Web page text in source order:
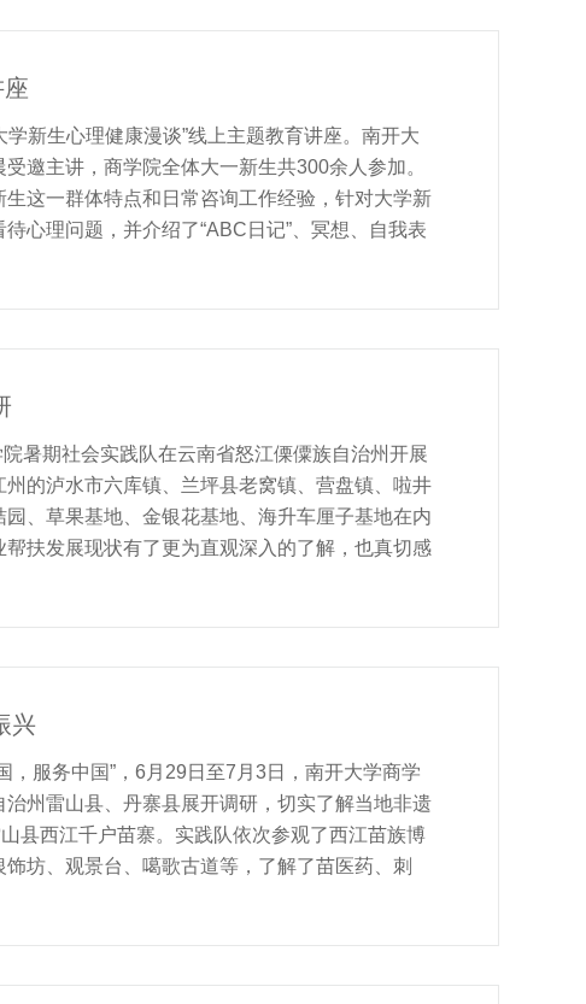
周恩来总理塑像、周恩来总理纪念碑进行实践学
大业肯于牺牲、乐于牺牲、不畏牺牲的精神，教
新生心理健康漫谈”线上主题教育讲座。南开大
邀主讲，商学院全体大一新生共300余人参加。
这一群体特点和日常咨询工作经验，针对大学新
心理问题，并介绍了“ABC日记”、冥想、自我表
数情况下，适应问题都可以随时间自行解决，引
“人生应该多找几个支点，这样，当失去一个支
会同学纷纷表示通过参与此次讲座收获颇多，对
暑期社会实践队在云南省怒江傈僳族自治州开展
的泸水市六库镇、兰坪县老窝镇、营盘镇、啦井
、草果基地、金银花基地、海升车厘子基地在内
扶发展现状有了更为直观深入的了解，也真切感
，实践队还前往永福社区、永安社区、易门箐社
暑期社会实践以“砥砺成才担使命，商青建功实
，为迎接党的二十大胜利召开，实现中华民族伟
兴
，服务中国”，6月29日至7月3日，南开大学商学
州雷山县、丹寨县展开调研，切实了解当地非遗
县西江千户苗寨。实践队依次参观了西江苗族博
坊、观景台、噶歌古道等，了解了苗医药、刺
地正在进行刺绣的苗族妇女进行了简单的采访，
雷山县文体广电旅游局，采访了雷山县非物质